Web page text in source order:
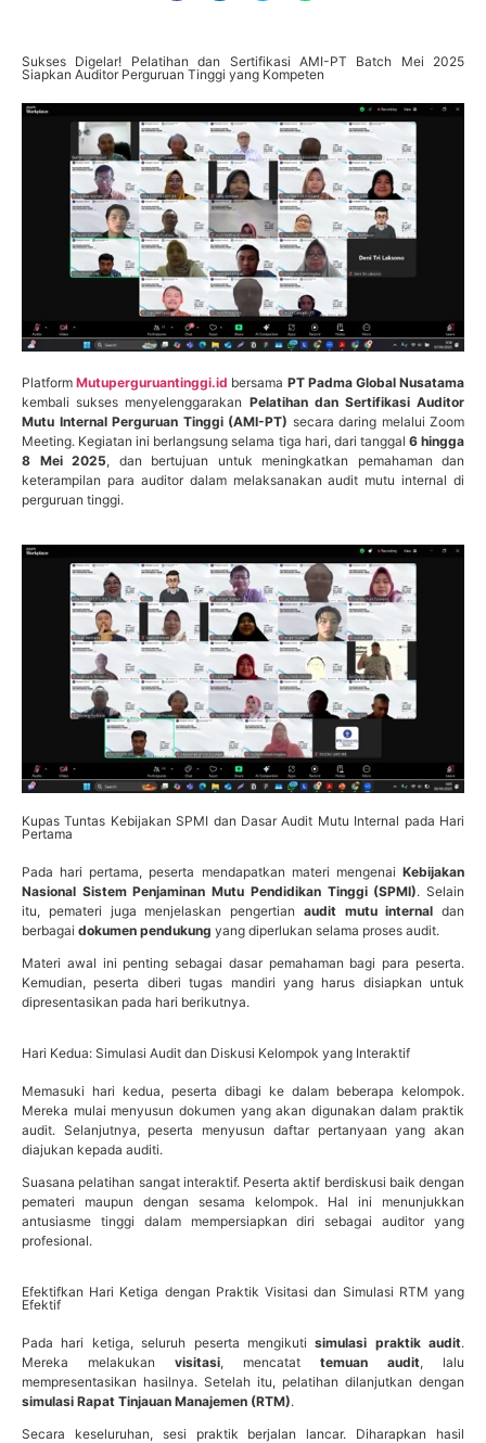
Sukses Digelar! Pelatihan dan Sertifikasi AMI-PT Batch Mei 2025
Siapkan Auditor Perguruan Tinggi yang Kompeten
PlatformMutuperguruantinggi.id bersama PT Padma Global Nusatama
kembali sukses menyelenggarakan Pelatihan dan Sertifikasi Auditor
Mutu Internal Perguruan Tinggi (AMI-PT) secara daring melalui Zoom
Meeting. Kegiatan ini berlangsung selama tiga hari, dari tanggal 6 hingga
8 Mei 2025, dan bertujuan untuk meningkatkan pemahaman dan
keterampilan para auditor dalam melaksanakan audit mutu internal di
perguruan tinggi.
Kupas Tuntas Kebijakan SPMI dan Dasar Audit Mutu Internal pada Hari
Pertama
Pada hari pertama, peserta mendapatkan materi mengenai Kebijakan
Nasional Sistem Penjaminan Mutu Pendidikan Tinggi (SPMI). Selain
itu, pemateri juga menjelaskan pengertian audit mutu internal dan
berbagai dokumen pendukung yang diperlukan selama proses audit.
Materi awal ini penting sebagai dasar pemahaman bagi para peserta.
Kemudian, peserta diberi tugas mandiri yang harus disiapkan untuk
dipresentasikan pada hari berikutnya.
Hari Kedua: Simulasi Audit dan Diskusi Kelompok yang Interaktif
Memasuki hari kedua, peserta dibagi ke dalam beberapa kelompok.
Mereka mulai menyusun dokumen yang akan digunakan dalam praktik
audit. Selanjutnya, peserta menyusun daftar pertanyaan yang akan
diajukan kepada auditi.
Suasana pelatihan sangat interaktif. Peserta aktif berdiskusi baik dengan
pemateri maupun dengan sesama kelompok. Hal ini menunjukkan
antusiasme tinggi dalam mempersiapkan diri sebagai auditor yang
profesional.
Efektifkan Hari Ketiga dengan Praktik Visitasi dan Simulasi RTM yang
Efektif
Pada hari ketiga, seluruh peserta mengikutisimulasi praktik audit.
Mereka melakukan visitasi, mencatat temuan audit, lalu
mempresentasikan hasilnya. Setelah itu, pelatihan dilanjutkan dengan
simulasi Rapat Tinjauan Manajemen (RTM).
Secara keseluruhan, sesi praktik berjalan lancar. Diharapkan hasil